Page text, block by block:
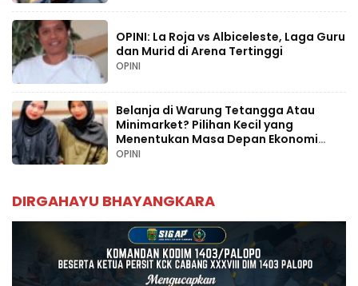
OPINI: La Roja vs Albiceleste, Laga Guru
dan Murid di Arena Tertinggi
OPINI
Belanja di Warung Tetangga Atau
Minimarket? Pilihan Kecil yang
Menentukan Masa Depan Ekonomi
Palopo
OPINI
DIRGAHAYU BHAYANGKARA